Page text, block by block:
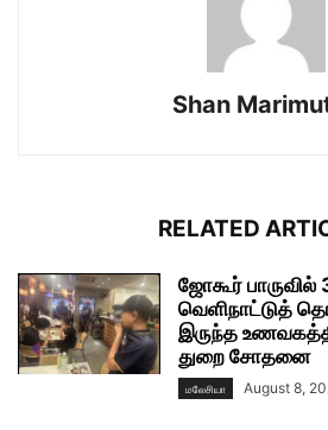
Shan
RELATED
ஜோகூர்
வெளிநாட்டுத்
இருந்த
துறை சோதனை
மலேசியா August 8,